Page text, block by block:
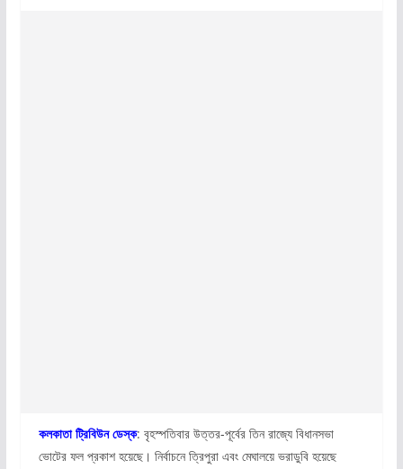
কলকাতা ট্রিবিউন ডেস্ক: বৃহস্পতিবার উত্তর-পূর্বের তিন রাজ্যে বিধানসভা
ভোটের ফল প্রকাশ হয়েছে। নির্বাচনে ত্রিপুরা এবং মেঘালয়ে ভরাডুবি হয়েছে